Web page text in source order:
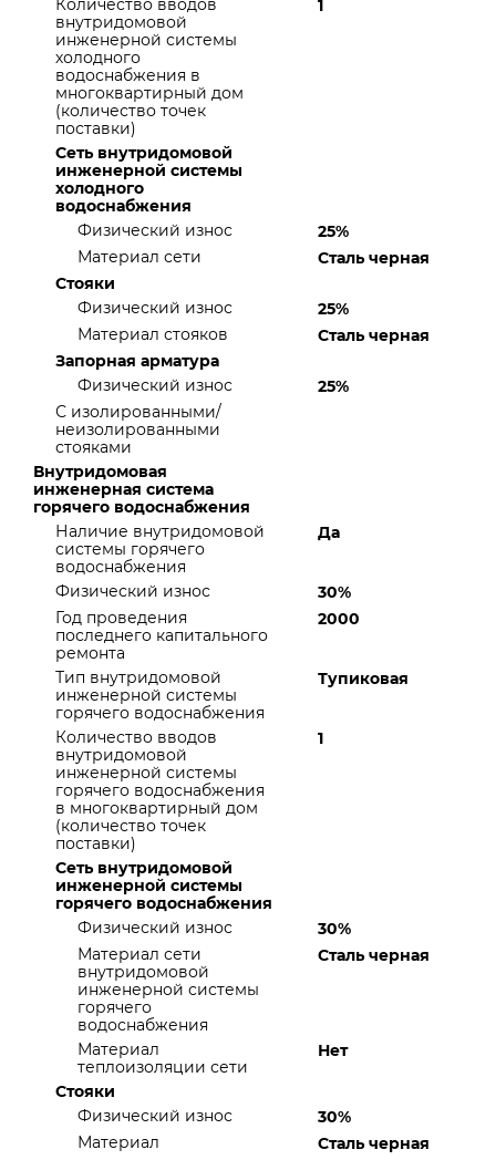
Количество вводов
внутридомовой
инженерной системы
холодного
водоснабжения в
многоквартирный дом
(количество точек
поставки)
1
Сеть внутридомовой
инженерной системы
холодного
водоснабжения
Физический износ
25%
Материал сети
Сталь черная
Стояки
Физический износ
25%
Материал стояков
Сталь черная
Запорная арматура
Физический износ
25%
С изолированными/
неизолированными
стояками
Внутридомовая
инженерная система
горячего водоснабжения
Наличие внутридомовой
системы горячего
водоснабжения
Да
Физический износ
30%
Год проведения
последнего капитального
ремонта
2000
Тип внутридомовой
инженерной системы
горячего водоснабжения
Тупиковая
Количество вводов
внутридомовой
инженерной системы
горячего водоснабжения
в многоквартирный дом
(количество точек
поставки)
1
Сеть внутридомовой
инженерной системы
горячего водоснабжения
Физический износ
30%
Материал сети
внутридомовой
инженерной системы
горячего
водоснабжения
Сталь черная
Материал
теплоизоляции сети
Нет
Стояки
Физический износ
30%
Материал
Сталь черная